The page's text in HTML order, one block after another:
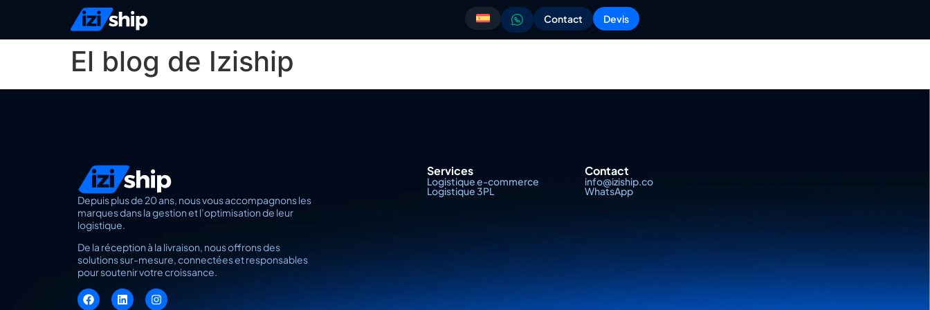
Contact Devis
El blog de Iziship
Depuis plus de 20 ans, nous vous accompagnons les
marques dans la gestion et l’optimisation de leur
logistique.
De la réception à la livraison, nous offrons des
solutions sur-mesure, connectées et responsables
pour soutenir votre croissance.
Services
Logistique e-commerce
Logistique 3PL
Contact
info@iziship.co
WhatsApp